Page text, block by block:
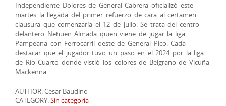
Independiente Dolores de General Cabrera oficializó este
martes la llegada del primer refuerzo de cara al certamen
clausura que comenzaría el 12 de julio. Se trata del centro
delantero Nehuen Almada quien viene de jugar la liga
Pampeana con Ferrocarril oeste de General Pico. Cada
destacar que el jugador tuvo un paso en el 2024 por la liga
de Río Cuarto donde vistió los colores de Belgrano de Vicuña
Mackenna.
AUTHOR: Cesar Baudino
CATEGORY:Sin categoría